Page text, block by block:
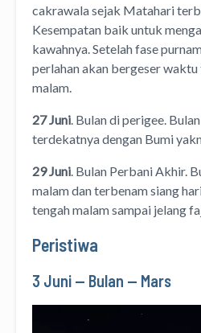
cakrawala sejak Matahari
Kesempatan baik untuk
kawahnya. Setelah fase
perlahan akan bergeser
malam.
27 Juni. Bulan di perigee.
terdekatnya dengan Bumi
29 Juni. Bulan Perbani Akhir.
malam dan terbenam siang
tengah malam sampai jelang
Peristiwa
3 Juni — Bulan — Mars